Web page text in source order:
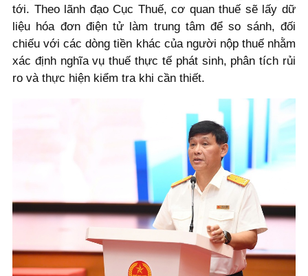
tới. Theo lãnh đạo Cục Thuế, cơ quan thuế sẽ lấy dữ
liệu hóa đơn điện tử làm trung tâm để so sánh, đối
chiếu với các dòng tiền khác của người nộp thuế nhằm
xác định nghĩa vụ thuế thực tế phát sinh, phân tích rủi
ro và thực hiện kiểm tra khi cần thiết.